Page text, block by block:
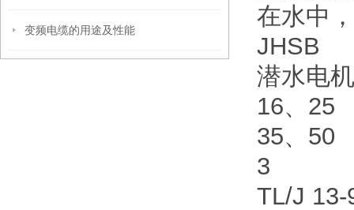
变频电缆的用途及性能
在水中
JHSB
潜水电
16、25
35、50
3
TL/J 13-